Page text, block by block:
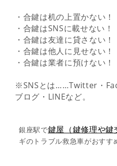
・合鍵は机の上置かない！
・合鍵はSNSに載せない！
・合鍵は友達に貸さない！
・合鍵は他人に見せない！
・合鍵は業者に預けない！
※SNSとは……Twitter・
ブログ・LINEなど。
銀座駅で鍵屋（鍵修理や鍵
ギのトラブル救急車がおすす